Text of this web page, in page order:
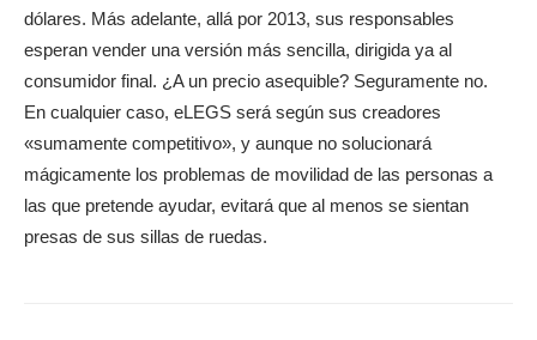
dólares. Más adelante, allá por 2013, sus responsables
esperan vender una versión más sencilla, dirigida ya al
consumidor final. ¿A un precio asequible? Seguramente no.
En cualquier caso, eLEGS será según sus creadores
«sumamente competitivo», y aunque no solucionará
mágicamente los problemas de movilidad de las personas a
las que pretende ayudar, evitará que al menos se sientan
presas de sus sillas de ruedas.